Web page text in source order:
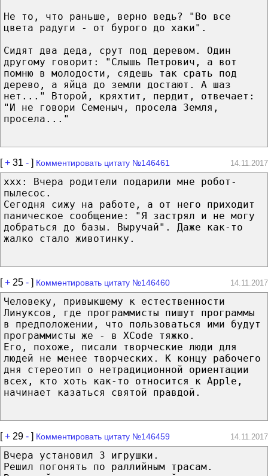
Не то, что раньше, верно ведь? "Во все
цвета радуги - от бурого до хаки".
Сидят два деда, срут под деревом. Один
другому говорит: "Слышь Петрович, а вот
помню в молодости, сядешь так срать под
дерево, а яйца до земли достают. А шаз
нет..." Второй, кряхтит, пердит, отвечает:
"И не говори Семеныч, просела Земля,
просела..."
[+ 31 - ] Комментировать цитату №146461 14.11.2017
xxx: Вчера родители подарили мне робот-
пылесос.
Сегодня сижу на работе, а от него приходит
паническое сообщение: "Я застрял и не могу
добраться до базы. Выручай". Даже как-то
жалко стало животинку.
[+ 25 - ] Комментировать цитату №146460 14.11.2017
Человеку, привыкшему к естественности
Линуксов, где программисты пишут программы
в предположении, что пользоваться ими будут
программисты же - в XCode тяжко.
Его, похоже, писали творческие люди для
людей не менее творческих. К концу рабочего
дня стереотип о нетрадиционной ориентации
всех, кто хоть как-то относится к Apple,
начинает казаться святой правдой.
[+ 29 - ] Комментировать цитату №146459 14.11.2017
Вчера установил 3 игрушки.
Решил погонять по раллийным трасам.